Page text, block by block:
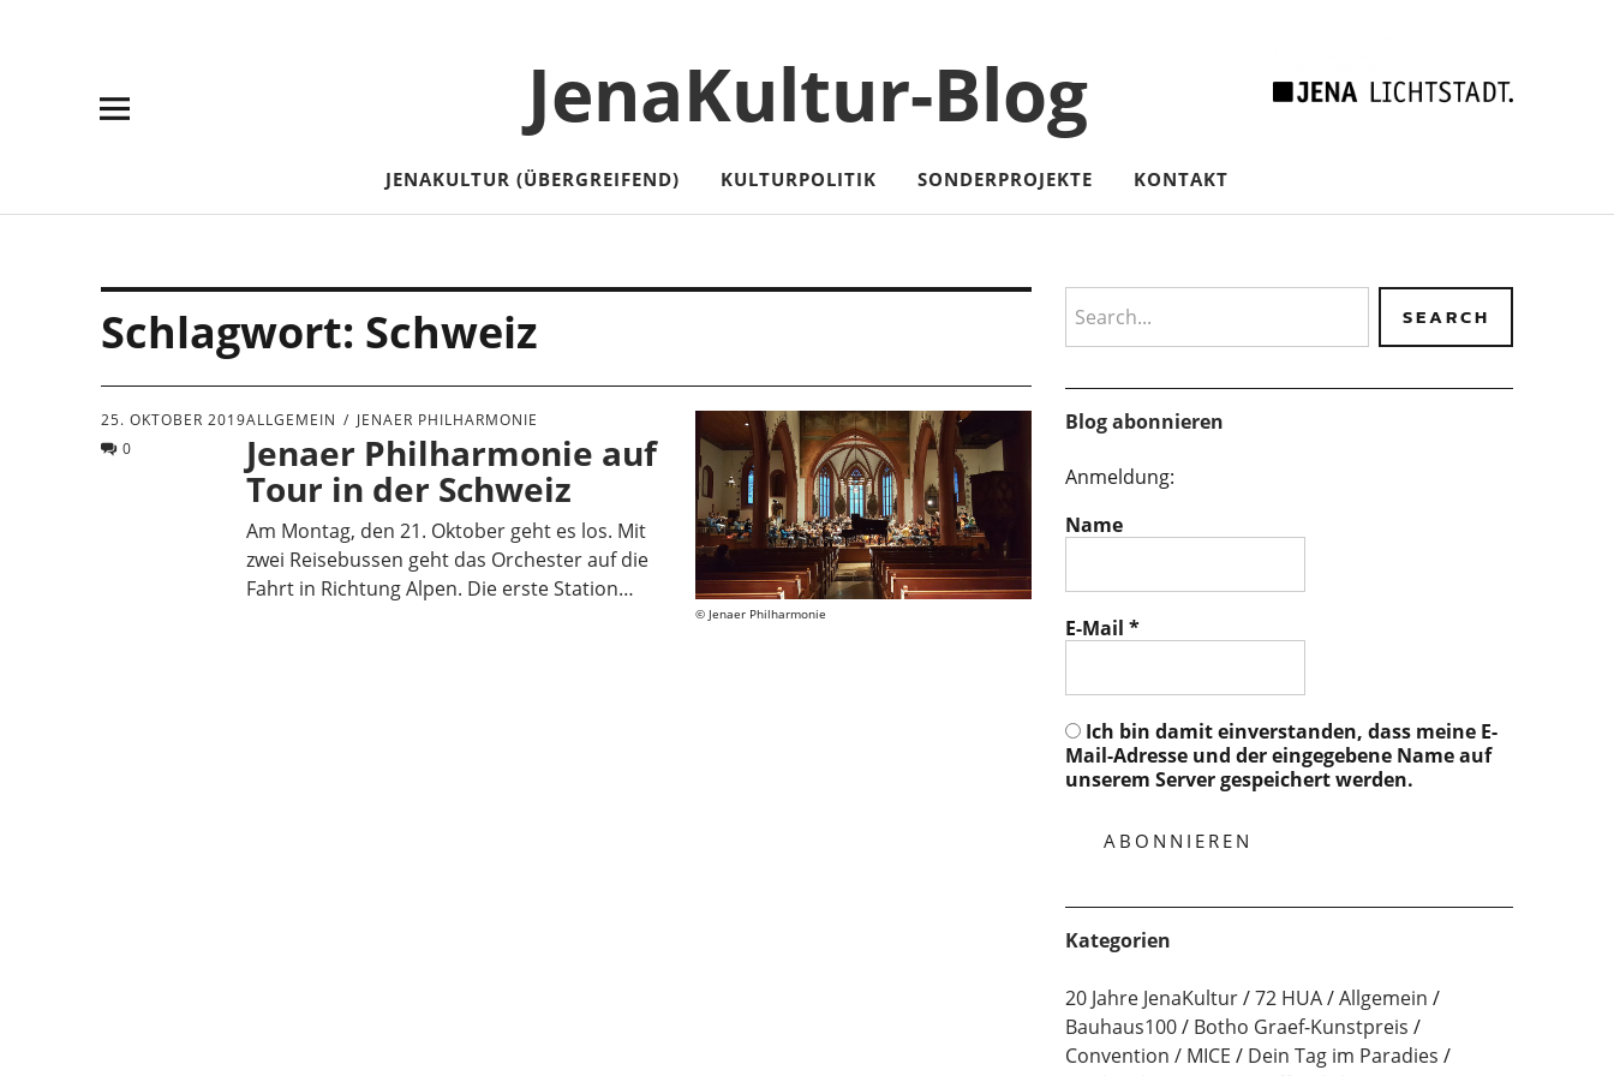
JenaKultur-Blog
JENAKULTUR (ÜBERGREIFEND) KULTURPOLITIK SONDERPROJEKTE KONTAKT
Schlagwort: Schweiz
Jenaer Philharmonie
25. OKTOBER 2019
0
ALLGEMEIN JENAER PHILHARMONIE
Jenaer Philharmonie auf
Tour in der Schweiz
Am Montag, den 21. Oktober geht es los. Mit
zwei Reisebussen geht das Orchester auf die
Fahrt in Richtung Alpen. Die erste Station…
Blog abonnieren
Anmeldung:
Name
E-Mail *
Ich bin damit einverstanden, dass meine E-
Mail-Adresse und der eingegebene Name auf
unserem Server gespeichert werden.
Kategorien
20 Jahre JenaKultur 72 HUA
Allgemein
Bauhaus100
Botho Graef-Kunstpreis
Convention / MICE
Dein Tag im Paradies